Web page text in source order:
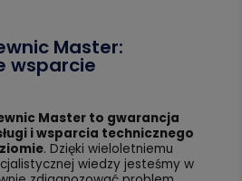
Master:
wsparcie
Master to gwarancja
i wsparcia technicznego
. Dzięki wieloletniemu
wiedzy jesteśmy w